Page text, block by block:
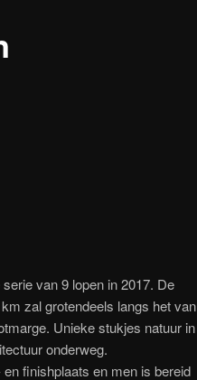
van 9 lopen in 2017. De
zal grotendeels langs het van
Unieke stukjes natuur in
onderweg.
finishplaats en men is bereid